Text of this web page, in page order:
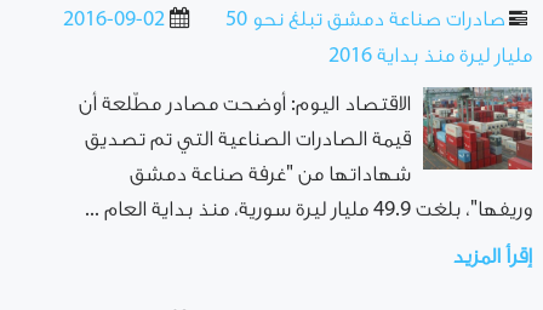
2016-09-02
صادرات صناعة دمشق تبلغ نحو 50
مليار ليرة منذ بداية 2016
الاقتصاد اليوم: أوضحت مصادر مطّلعة أن
قيمة الصادرات الصناعية التي تم تصديق
شهاداتها من "غرفة صناعة دمشق
وريفها"، بلغت 49.9 مليار ليرة سورية، منذ بداية العام ...
إقرأ المزيد